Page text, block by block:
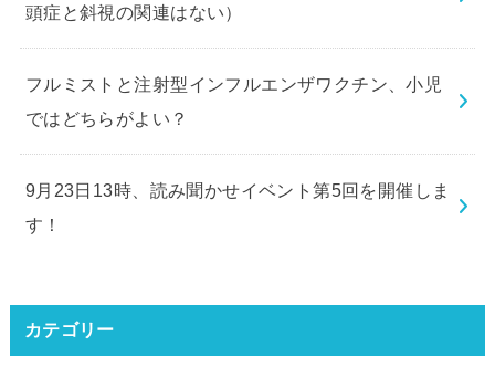
頭症と斜視の関連はない）
フルミストと注射型インフルエンザワクチン、小児
ではどちらがよい？
9月23日13時、読み聞かせイベント第5回を開催しま
す！
カテゴリー